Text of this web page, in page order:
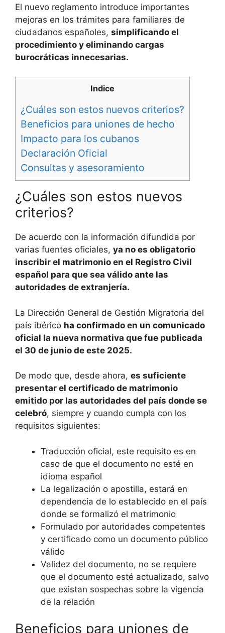
El nuevo reglamento introduce importantes
mejoras en los trámites para familiares de
ciudadanos españoles, simplificando el
procedimiento y eliminando cargas
burocráticas innecesarias.
Indice
¿Cuáles son estos nuevos criterios?
Beneficios para uniones de hecho
Impacto para los cubanos
Declaración Oficial
Consultas y asesoramiento
¿Cuáles son estos nuevos
criterios?
De acuerdo con la información difundida por
varias fuentes oficiales, ya no es obligatorio
inscribir el matrimonio en el Registro Civil
español para que sea válido ante las
autoridades de extranjería.
La Dirección General de Gestión Migratoria del
país ibérico ha confirmado en un comunicado
oficial la nueva normativa que fue publicada
el 30 de junio de este 2025.
De modo que, desde ahora, es suficiente
presentar el certificado de matrimonio
emitido por las autoridades del país donde se
celebró, siempre y cuando cumpla con los
requisitos siguientes:
Traducción oficial, este requisito es en
caso de que el documento no esté en
idioma español
La legalización o apostilla, estará en
dependencia de lo establecido en el país
donde se formalizó el matrimonio
Formulado por autoridades competentes
y certificado como un documento público
válido
Validez del documento, no se requiere
que el documento esté actualizado, salvo
que existan sospechas sobre la vigencia
de la relación
Beneficios para uniones de